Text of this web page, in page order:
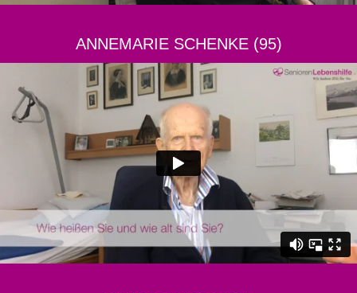
ANNEMARIE SCHENKE (95)